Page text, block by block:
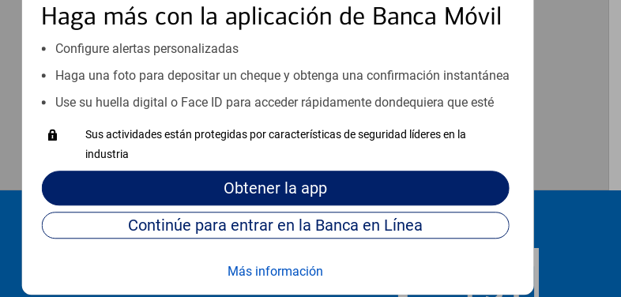
Haga más con la aplicación de Banca Móvil
Configure alertas personalizadas
Haga una foto para depositar un cheque y obtenga una confirmación instantánea
Use su huella digital o Face ID para acceder rápidamente dondequiera que esté
Sus actividades están protegidas por características de seguridad líderes en la
industria
Obtener la app
Continúe para entrar en la Banca en Línea
Más información